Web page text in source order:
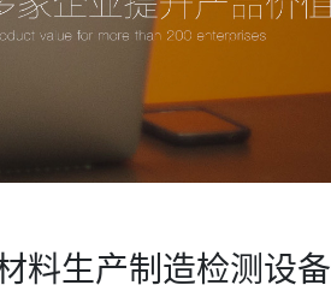
料生产制造检测设备